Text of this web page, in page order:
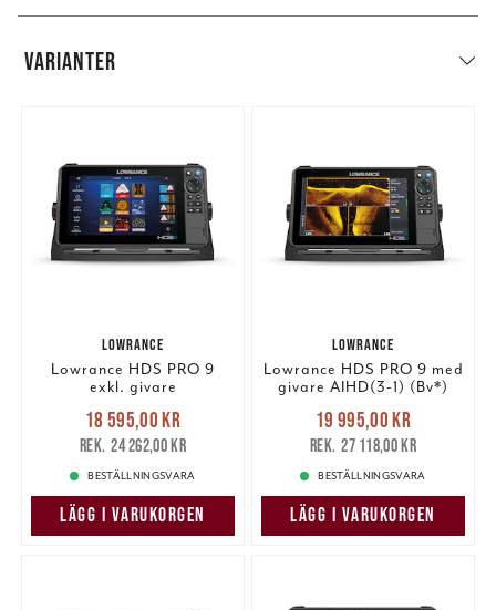
VARIANTER
LOWRANCE
Lowrance HDS PRO 9
exkl. givare
Nuvarande pris
18 595,00 krTidigare pris
24 262,00 kr
18 595,00 kr
24 262,00 kr
BESTÄLLNINGSVARA
LÄGG I VARUKORGEN
LOWRANCE
Lowrance HDS PRO 9 med
givare AIHD(3-1) (Bv*)
Nuvarande pris
19 995,00 krTidigare pris
27 118,00 kr
19 995,00 kr
27 118,00 kr
BESTÄLLNINGSVARA
LÄGG I VARUKORGEN